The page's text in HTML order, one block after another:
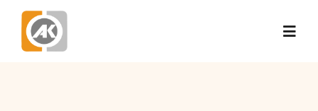
Skip
content